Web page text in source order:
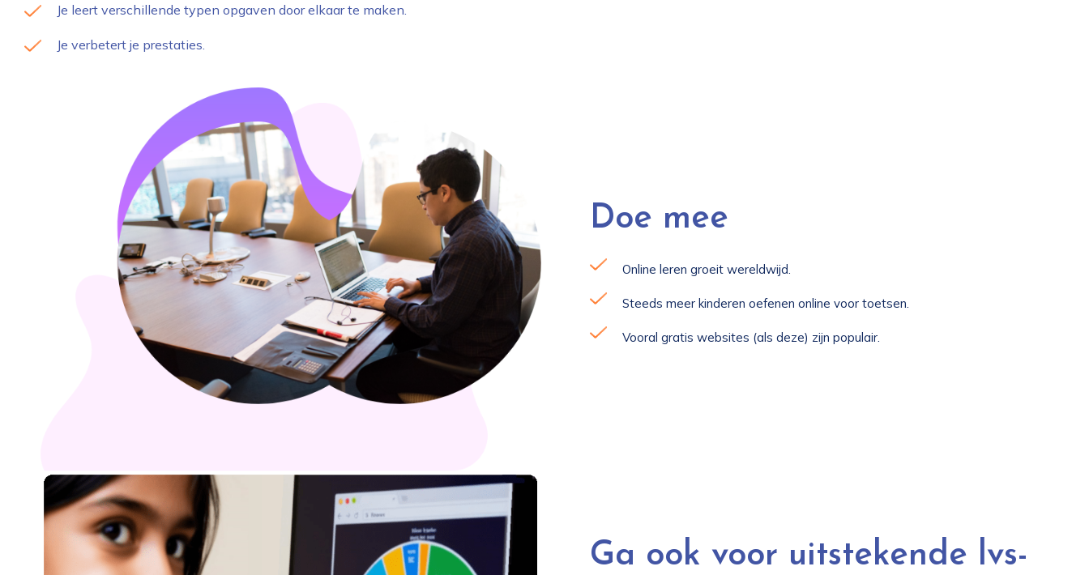
Je leert verschillende typen opgaven door elkaar te maken.
Je verbetert je prestaties.
Doe mee
Online leren groeit wereldwijd.
Steeds meer kinderen oefenen online voor toetsen.
Vooral gratis websites (als deze) zijn populair.
Ga ook voor uitstekende lvs-